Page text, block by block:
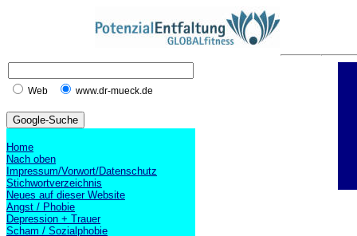
Web www.dr-mueck.de
Home
Nach oben
Impressum/Vorwort/Datenschutz
Stichwortverzeichnis
Neues auf dieser Website
Angst / Phobie
Depression + Trauer
Scham / Sozialphobie